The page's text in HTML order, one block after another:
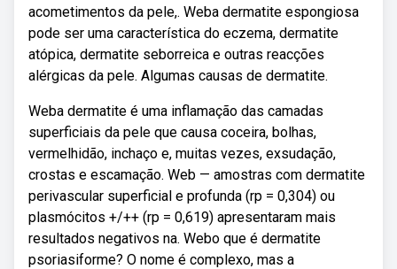
acometimentos da pele,. Weba dermatite espongiosa
pode ser uma característica do eczema, dermatite
atópica, dermatite seborreica e outras reacções
alérgicas da pele. Algumas causas de dermatite.
Weba dermatite é uma inflamação das camadas
superficiais da pele que causa coceira, bolhas,
vermelhidão, inchaço e, muitas vezes, exsudação,
crostas e escamação. Web — amostras com dermatite
perivascular superficial e profunda (rp = 0,304) ou
plasmócitos +/++ (rp = 0,619) apresentaram mais
resultados negativos na. Webo que é dermatite
psoriasiforme? O nome é complexo, mas a